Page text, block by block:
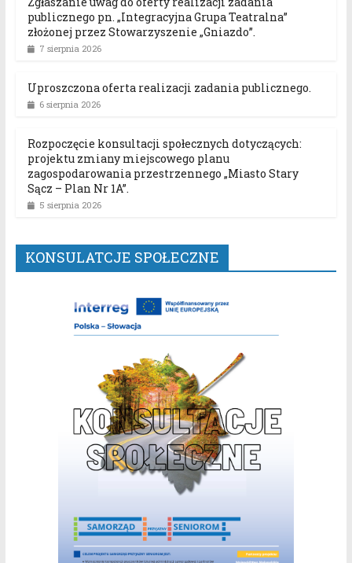
publicznego pn. „Integracyjna Grupa Teatralna”
złożonej przez Stowarzyszenie „Gniazdo”.
7 sierpnia 2026
Uproszczona oferta realizacji zadania publicznego.
6 sierpnia 2026
Rozpoczęcie konsultacji społecznych dotyczących:
projektu zmiany miejscowego planu
zagospodarowania przestrzennego „Miasto Stary
Sącz – Plan Nr 1A”.
5 sierpnia 2026
KONSULATCJE SPOŁECZNE